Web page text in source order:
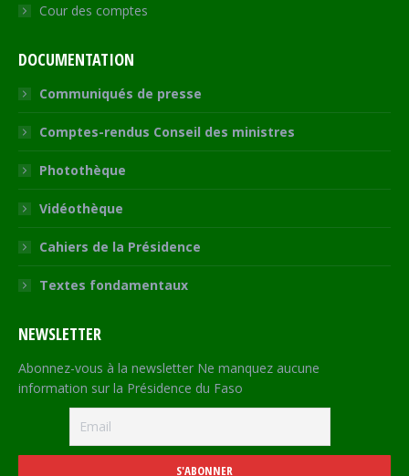
Cour des comptes
DOCUMENTATION
Communiqués de presse
Comptes-rendus Conseil des ministres
Photothèque
Vidéothèque
Cahiers de la Présidence
Textes fondamentaux
NEWSLETTER
Abonnez-vous à la newsletter Ne manquez aucune
information sur la Présidence du Faso